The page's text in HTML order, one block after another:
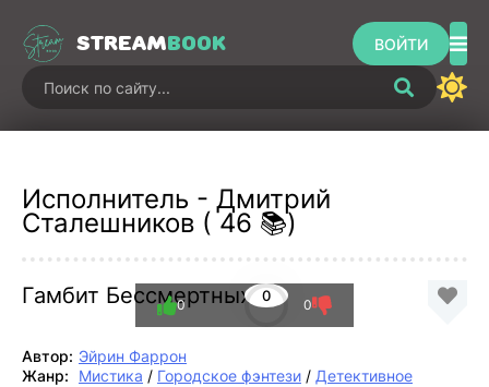
STREAMBOOK ВОЙТИ
Исполнитель - Дмитрий
Сталешников ( 46 📚)
Гамбит Бессмертных 0
0 0
Автор: Эйрин Фаррон
Жанр:
Мистика / Городское фэнтези / Детективное